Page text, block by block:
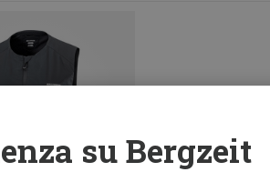
su Bergzeit